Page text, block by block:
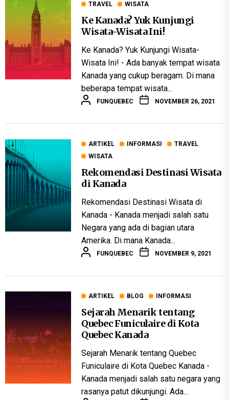
TRAVEL
WISATA
Ke Kanada? Yuk Kunjungi
Wisata-Wisata Ini!
Ke Kanada? Yuk Kunjungi Wisata-
Wisata Ini! - Ada banyak tempat wisata
Kanada yang cukup beragam. Di mana
beberapa tempat wisata...
FUNQUEBEC NOVEMBER 26, 2021
ARTIKEL INFORMASI
TRAVEL
WISATA
Rekomendasi Destinasi Wisata
di Kanada
Rekomendasi Destinasi Wisata di
Kanada - Kanada menjadi salah satu
Negara yang ada di bagian utara
Amerika. Di mana Kanada...
FUNQUEBEC NOVEMBER 9, 2021
ARTIKEL BLOG INFORMASI
Sejarah Menarik tentang
Quebec Funiculaire di Kota
Quebec Kanada
Sejarah Menarik tentang Quebec
Funiculaire di Kota Quebec Kanada -
Kanada menjadi salah satu negara yang
rasanya patut dikunjungi. Ada...